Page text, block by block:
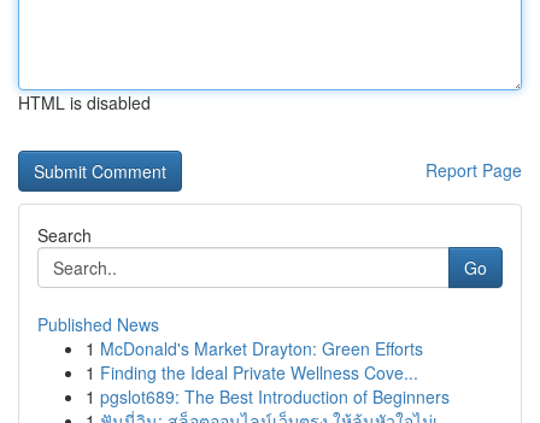
HTML is disabled
Report Page
Search
Go
Published News
1 McDonald's Market Drayton: Green Efforts
1 Finding the Ideal Private Wellness Cove...
1 pgslot689: The Best Introduction of Beginners